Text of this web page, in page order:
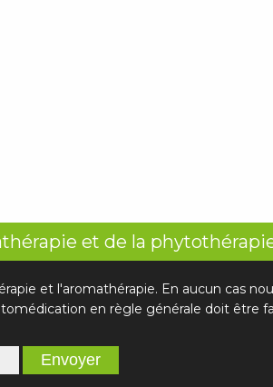
et de la
et l'aromathérapie. En aucun cas
en règle générale doit être